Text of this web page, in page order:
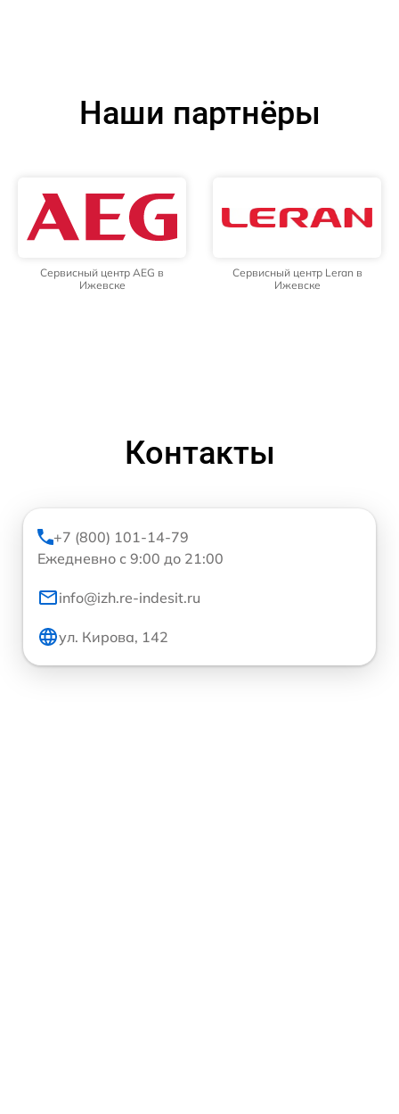
Наши партнёры
Сервисный центр AEG в
Ижевске
Сервисный центр Leran в
Ижевске
Контакты
+7 (800) 101-14-79
Ежедневно с 9:00 до 21:00
info@izh.re-indesit.ru
ул. Кирова, 142